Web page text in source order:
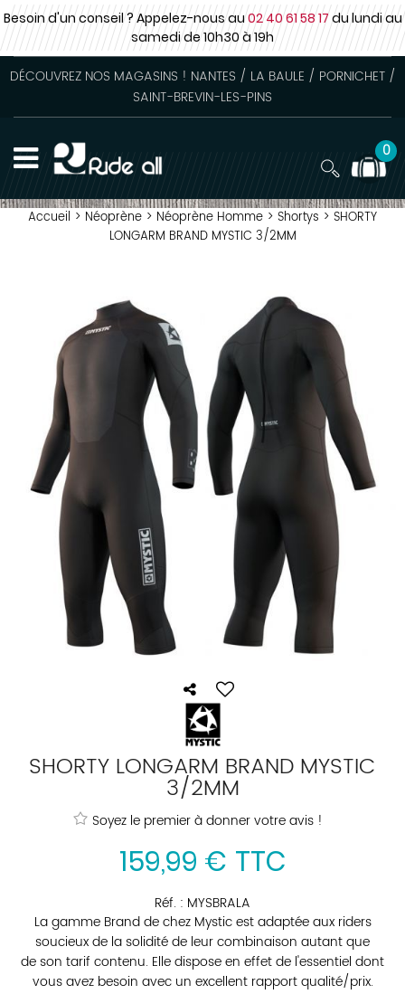
Besoin d'un conseil ? Appelez-nous au02 40 61 58 17du lundi au
samedide 10h30 à 19h
DÉCOUVREZ NOS MAGASINS ! NANTES / LA BAULE / PORNICHET /
SAINT-BREVIN-LES-PINS
0
Accueil > Néoprène > Néoprène Homme > Shortys > SHORTY
LONGARM BRAND MYSTIC 3/2MM
SHORTY LONGARM BRAND MYSTIC
3/2MM
Soyez le premier à donner votre avis !
159,99 € TTC
Réf. : MYSBRALA
La gamme Brand de chez Mystic est adaptée aux riders
soucieux de la solidité de leur combinaison autant que
de son tarif contenu. Elle dispose en effet de l'essentiel dont
vous avez besoin avec un excellent rapport qualité/prix.